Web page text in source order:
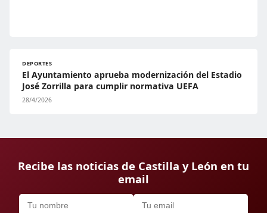
DEPORTES
El Ayuntamiento aprueba modernización del Estadio
José Zorrilla para cumplir normativa UEFA
28/4/2026
Recibe las noticias de Castilla y León en tu
email